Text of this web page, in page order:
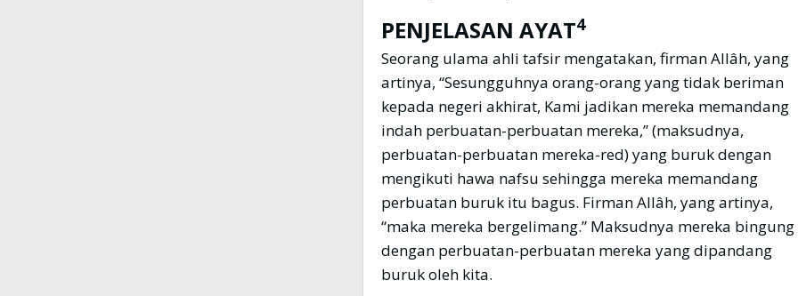
PENJELASAN AYAT4
Seorang ulama ahli tafsir mengatakan, firman Allâh, yang
artinya, “Sesungguhnya orang-orang yang tidak beriman
kepada negeri akhirat, Kami jadikan mereka memandang
indah perbuatan-perbuatan mereka,” (maksudnya,
perbuatan-perbuatan mereka-red) yang buruk dengan
mengikuti hawa nafsu sehingga mereka memandang
perbuatan buruk itu bagus. Firman Allâh, yang artinya,
“maka mereka bergelimang.” Maksudnya mereka bingung
dengan perbuatan-perbuatan mereka yang dipandang
buruk oleh kita.